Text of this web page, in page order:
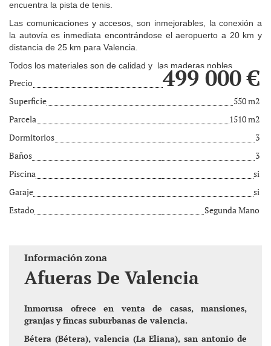
encuentra la pista de tenis.
Las comunicaciones y accesos, son inmejorables, la conexión a
la autovía es inmediata encontrándose el aeropuerto a 20 km y
distancia de 25 km para Valencia.
Todos los materiales son de calidad y las maderas nobles.
Precio 499 000 €
Superficie
550 m2
Parcela
1510 m2
Dormitorios
3
Baños
3
Piscina
si
Garaje
si
Estado
Segunda Mano
Información zona
Afueras De Valencia
Inmorusa ofrece en venta de casas, mansiones,
granjas y fincas suburbanas de valencia.
Bétera (Bétera), valencia (La Eliana), san antonio de